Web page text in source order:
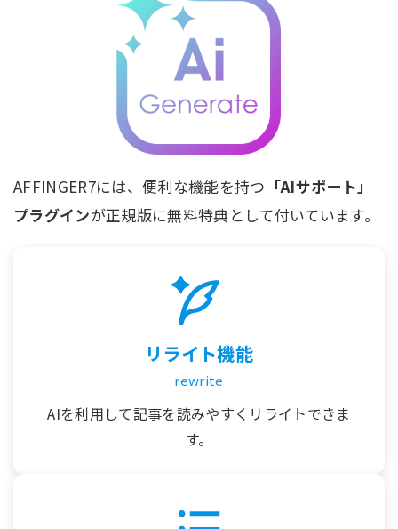
AFFINGER7には、便利な機能を持つ 「AIサポート」
プラグインが正規版に無料特典として付いています。
リライト機能
rewrite
AIを利用して記事を読みやすくリライトできま
す。